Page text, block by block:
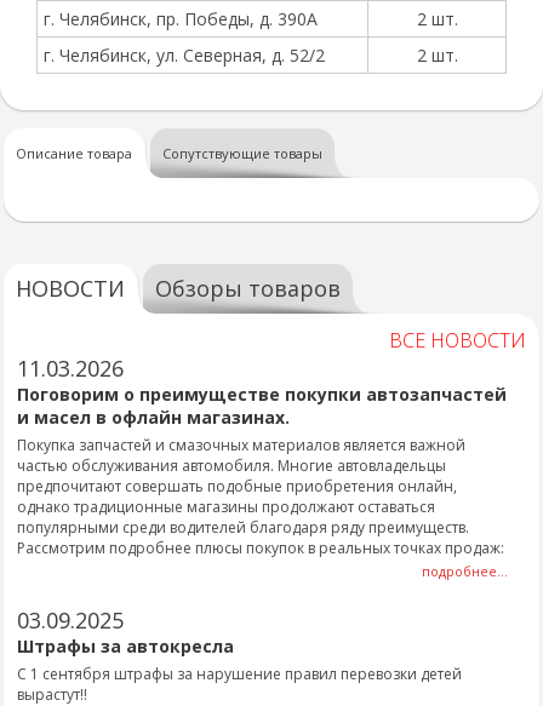
г. Челябинск, пр. Победы, д. 390А
2 шт.
г. Челябинск, ул. Северная, д. 52/2
2 шт.
Описание товара Сопутствующие товары
НОВОСТИ Обзоры товаров
ВСЕ НОВОСТИ
11.03.2026
Поговорим о преимуществе покупки автозапчастей
и масел в офлайн магазинах.
Покупка запчастей и смазочных материалов является важной
частью обслуживания автомобиля. Многие автовладельцы
предпочитают совершать подобные приобретения онлайн,
однако традиционные магазины продолжают оставаться
популярными среди водителей благодаря ряду преимуществ.
Рассмотрим подробнее плюсы покупок в реальных точках продаж:
подробнее...
03.09.2025
Штрафы за автокресла
С 1 сентября штрафы за нарушение правил перевозки детей
вырастут!!